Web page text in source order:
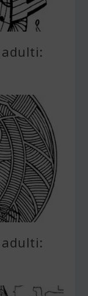
adulti:
adulti: